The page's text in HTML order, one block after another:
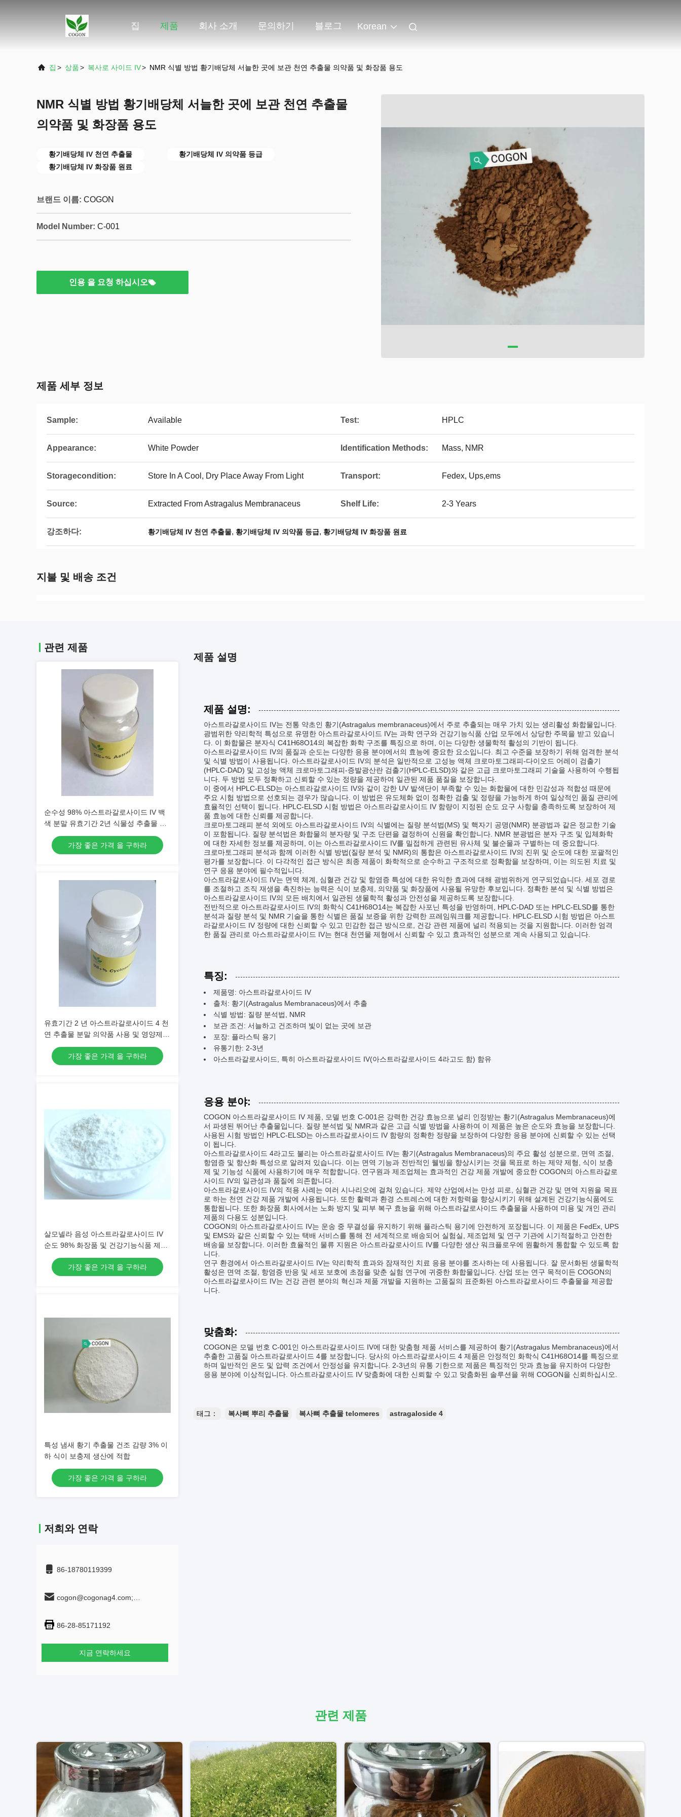
집 제품 회사 소개 문의하기 블로그 Korean
집 > 상품> 복사로 사이드 IV> NMR 식별 방법 황기배당체 서늘한 곳에 보관 천연 추출물 의약품 및 화장품 용도
NMR 식별 방법 황기배당체 서늘한 곳에 보관 천연 추출물
의약품 및 화장품 용도
황기배당체 IV 천연 추출물
황기배당체 IV 의약품 등급
황기배당체 IV 화장품 원료
브랜드 이름: COGON
Model Number: C-001
인용 을 요청 하십시오
제품 세부 정보
Sample: Available Test: HPLC
Appearance: White Powder Identification Methods: Mass, NMR
Storagecondition: Store In A Cool, Dry Place Away From Light Transport: Fedex, Ups,ems
Source: Extracted From Astragalus Membranaceus Shelf Life: 2-3 Years
강조하다: 황기배당체 IV 천연 추출물, 황기배당체 IV 의약품 등급, 황기배당체 IV 화장품 원료
지불 및 배송 조건
관련 제품
순수성 98% 아스트라갈로사이드 IV 백
색 분말 유효기간 2년 식물성 추출물 및
과학 연구용
가장 좋은 가격 을 구하라
유효기간 2 년 아스트라갈로사이드 4 천
연 추출물 분말 의약품 사용 및 영양제
제조
가장 좋은 가격 을 구하라
살모넬라 음성 아스트라갈로사이드 IV
순도 98% 화장품 및 건강기능식품 제형
에 적합
가장 좋은 가격 을 구하라
특성 냄새 황기 추출물 건조 감량 3% 이
하 식이 보충제 생산에 적합
가장 좋은 가격 을 구하라
저희와 연락
86-18780119399
cogon@cogonag4.com;
86-28-85171192
지금 연락하세요
제품 설명
제품 설명:
아스트라갈로사이드 IV는 전통 약초인 황기(Astragalus membranaceus)에서 주로 추출되는 매우 가치 있는 생리활성 화합물입니다.
광범위한 약리학적 특성으로 유명한 아스트라갈로사이드 IV는 과학 연구와 건강기능식품 산업 모두에서 상당한 주목을 받고 있습니
다. 이 화합물은 분자식 C41H68O14의 복잡한 화학 구조를 특징으로 하며, 이는 다양한 생물학적 활성의 기반이 됩니다.
아스트라갈로사이드 IV의 품질과 순도는 다양한 응용 분야에서의 효능에 중요한 요소입니다. 최고 수준을 보장하기 위해 엄격한 분석
및 식별 방법이 사용됩니다. 아스트라갈로사이드 IV의 분석은 일반적으로 고성능 액체 크로마토그래피-다이오드 어레이 검출기
(HPLC-DAD) 및 고성능 액체 크로마토그래피-증발광산란 검출기(HPLC-ELSD)와 같은 고급 크로마토그래피 기술을 사용하여 수행됩
니다. 두 방법 모두 정확하고 신뢰할 수 있는 정량을 제공하여 일관된 제품 품질을 보장합니다.
이 중에서 HPLC-ELSD는 아스트라갈로사이드 IV와 같이 강한 UV 발색단이 부족할 수 있는 화합물에 대한 민감성과 적합성 때문에
주요 시험 방법으로 선호되는 경우가 많습니다. 이 방법은 유도체화 없이 정확한 검출 및 정량을 가능하게 하여 일상적인 품질 관리에
효율적인 선택이 됩니다. HPLC-ELSD 시험 방법은 아스트라갈로사이드 IV 함량이 지정된 순도 요구 사항을 충족하도록 보장하여 제
품 효능에 대한 신뢰를 제공합니다.
크로마토그래피 분석 외에도 아스트라갈로사이드 IV의 식별에는 질량 분석법(MS) 및 핵자기 공명(NMR) 분광법과 같은 정교한 기술
이 포함됩니다. 질량 분석법은 화합물의 분자량 및 구조 단편을 결정하여 신원을 확인합니다. NMR 분광법은 분자 구조 및 입체화학
에 대한 자세한 정보를 제공하며, 이는 아스트라갈로사이드 IV를 밀접하게 관련된 유사체 및 불순물과 구별하는 데 중요합니다.
크로마토그래피 분석과 함께 이러한 식별 방법(질량 분석 및 NMR)의 통합은 아스트라갈로사이드 IV의 진위 및 순도에 대한 포괄적인
평가를 보장합니다. 이 다각적인 접근 방식은 최종 제품이 화학적으로 순수하고 구조적으로 정확함을 보장하며, 이는 의도된 치료 및
연구 응용 분야에 필수적입니다.
아스트라갈로사이드 IV는 면역 체계, 심혈관 건강 및 항염증 특성에 대한 유익한 효과에 대해 광범위하게 연구되었습니다. 세포 경로
를 조절하고 조직 재생을 촉진하는 능력은 식이 보충제, 의약품 및 화장품에 사용될 유망한 후보입니다. 정확한 분석 및 식별 방법은
아스트라갈로사이드 IV의 모든 배치에서 일관된 생물학적 활성과 안전성을 제공하도록 보장합니다.
전반적으로 아스트라갈로사이드 IV의 화학식 C41H68O14는 복잡한 사포닌 특성을 반영하며, HPLC-DAD 또는 HPLC-ELSD를 통한
분석과 질량 분석 및 NMR 기술을 통한 식별은 품질 보증을 위한 강력한 프레임워크를 제공합니다. HPLC-ELSD 시험 방법은 아스트
라갈로사이드 IV 정량에 대한 신뢰할 수 있고 민감한 접근 방식으로, 건강 관련 제품에 널리 적용되는 것을 지원합니다. 이러한 엄격
한 품질 관리로 아스트라갈로사이드 IV는 현대 천연물 제형에서 신뢰할 수 있고 효과적인 성분으로 계속 사용되고 있습니다.
특징:
제품명: 아스트라갈로사이드 IV
출처: 황기(Astragalus Membranaceus)에서 추출
식별 방법: 질량 분석법, NMR
보관 조건: 서늘하고 건조하며 빛이 없는 곳에 보관
포장: 플라스틱 용기
유통기한: 2-3년
아스트라갈로사이드, 특히 아스트라갈로사이드 IV(아스트라갈로사이드 4라고도 함) 함유
응용 분야:
COGON 아스트라갈로사이드 IV 제품, 모델 번호 C-001은 강력한 건강 효능으로 널리 인정받는 황기(Astragalus Membranaceus)에
서 파생된 뛰어난 추출물입니다. 질량 분석법 및 NMR과 같은 고급 식별 방법을 사용하여 이 제품은 높은 순도와 효능을 보장합니다.
사용된 시험 방법인 HPLC-ELSD는 아스트라갈로사이드 IV 함량의 정확한 정량을 보장하여 다양한 응용 분야에 신뢰할 수 있는 선택
이 됩니다.
아스트라갈로사이드 4라고도 불리는 아스트라갈로사이드 IV는 황기(Astragalus Membranaceus)의 주요 활성 성분으로, 면역 조절,
항염증 및 항산화 특성으로 알려져 있습니다. 이는 면역 기능과 전반적인 웰빙을 향상시키는 것을 목표로 하는 제약 제형, 식이 보충
제 및 기능성 식품에 사용하기에 매우 적합합니다. 연구원과 제조업체는 효과적인 건강 제품 개발에 중요한 COGON의 아스트라갈로
사이드 IV의 일관성과 품질에 의존합니다.
아스트라갈로사이드 IV의 적용 사례는 여러 시나리오에 걸쳐 있습니다. 제약 산업에서는 만성 피로, 심혈관 건강 및 면역 지원을 목표
로 하는 천연 건강 제품 개발에 사용됩니다. 또한 활력과 환경 스트레스에 대한 저항력을 향상시키기 위해 설계된 건강기능식품에도
통합됩니다. 또한 화장품 회사에서는 노화 방지 및 피부 복구 효능을 위해 아스트라갈로사이드 추출물을 사용하여 미용 및 개인 관리
제품의 다용도 성분입니다.
COGON의 아스트라갈로사이드 IV는 운송 중 무결성을 유지하기 위해 플라스틱 용기에 안전하게 포장됩니다. 이 제품은 FedEx, UPS
및 EMS와 같은 신뢰할 수 있는 택배 서비스를 통해 전 세계적으로 배송되어 실험실, 제조업체 및 연구 기관에 시기적절하고 안전한
배송을 보장합니다. 이러한 효율적인 물류 지원은 아스트라갈로사이드 IV를 다양한 생산 워크플로우에 원활하게 통합할 수 있도록 합
니다.
연구 환경에서 아스트라갈로사이드 IV는 약리학적 효과와 잠재적인 치료 응용 분야를 조사하는 데 사용됩니다. 잘 문서화된 생물학적
활성은 면역 조절, 항염증 반응 및 세포 보호에 초점을 맞춘 실험 연구에 귀중한 화합물입니다. 산업 또는 연구 목적이든 COGON의
아스트라갈로사이드 IV는 건강 관련 분야의 혁신과 제품 개발을 지원하는 고품질의 표준화된 아스트라갈로사이드 추출물을 제공합
니다.
맞춤화:
COGON은 모델 번호 C-001인 아스트라갈로사이드 IV에 대한 맞춤형 제품 서비스를 제공하여 황기(Astragalus Membranaceus)에서
추출한 고품질 아스트라갈로사이드 4를 보장합니다. 당사의 아스트라갈로사이드 4 제품은 안정적인 화학식 C41H68O14를 특징으로
하며 일반적인 온도 및 압력 조건에서 안정성을 유지합니다. 2-3년의 유통 기한으로 제품은 특징적인 맛과 효능을 유지하여 다양한
응용 분야에 이상적입니다. 아스트라갈로사이드 IV 맞춤화에 대한 신뢰할 수 있고 맞춤화된 솔루션을 위해 COGON을 신뢰하십시오.
태그： 복사뼈 뿌리 추출물 복사뼈 추출물 telomeres astragaloside 4
관련 제품